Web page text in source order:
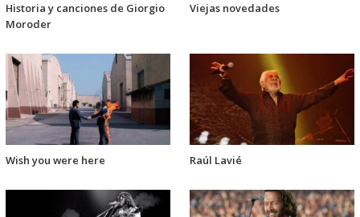
Historia y canciones de Giorgio
Moroder
Viejas novedades
Wish you were here Raúl Lavié